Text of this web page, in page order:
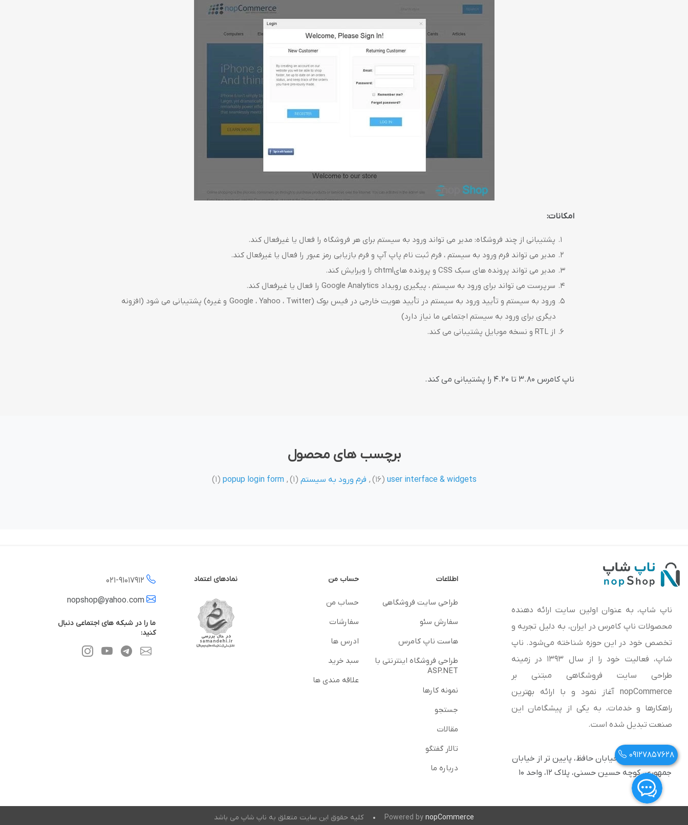
امکانات:
پشتیبانی از چند فروشگاه: مدیر می تواند ورود به سیستم برای هر فروشگاه را فعال یا غیرفعال کند.
مدیر می تواند فرم ورود به سیستم ، فرم ثبت نام پاپ آپ و فرم بازیابی رمز عبور را فعال یا غیرفعال کند.
مدیر می تواند پرونده های سبک CSS و پرونده هایchtml را ویرایش کند.
سرپرست می تواند برای ورود به سیستم ، پیگیری رویداد Google Analytics را فعال یا غیرفعال کند.
ورود به سیستم و تأیید ورود به سیستم در تأیید هویت خارجی در فیس بوک (Google ، Yahoo ، Twitter و غیره) پشتیبانی می شود (افزونه
دیگری برای ورود به سیستم اجتماعی ما نیاز دارد)
از RTL و نسخه موبایل پشتیبانی می کند.
ناپ کامرس 3.80 تا 4.20 را پشتیبانی می کند.
برچسب های محصول
user interface & widgets
(16)
, فرم ورود به سیستم (1)
,
popup login form
(1)
ناپ شاپ، به عنوان اولین سایت ارائه‌ دهنده
محصولات ناپ کامرس در ایران، به دلیل تجربه و
تخصص خود در این حوزه شناخته می‌شود. ناپ
شاپ، فعالیت خود را از سال 1393 در زمینه
طراحی سایت فروشگاهی مبتنی بر
nopCommerce آغاز نمود و با ارائه بهترین
راهکارها و خدمات، به یکی از پیشگامان این
صنعت تبدیل شده است.
آدرس: تهران، خیابان حافظ، پایین تر از خیابان
جمهوری، کوچه حسین حسنی، پلاک ۱۲، واحد ۱۰
اطلاعات
طراحی سایت فروشگاهی
سفارش سئو
هاست ناپ کامرس
طراحی فروشگاه اینترنتی با
ASP.NET
نمونه کارها
جستجو
مقالات
تالار گفتگو
درباره ما
حساب من
حساب من
سفارشات
ادرس ها
سبد خرید
علاقه مندی ها
نمادهای اعتماد 021-91017912
ما را در شبکه های اجتماعی دنبال
کنید:
Powered by nopCommerce کلیه حقوق این سایت متعلق به ناپ شاپ می باشد
09127857628